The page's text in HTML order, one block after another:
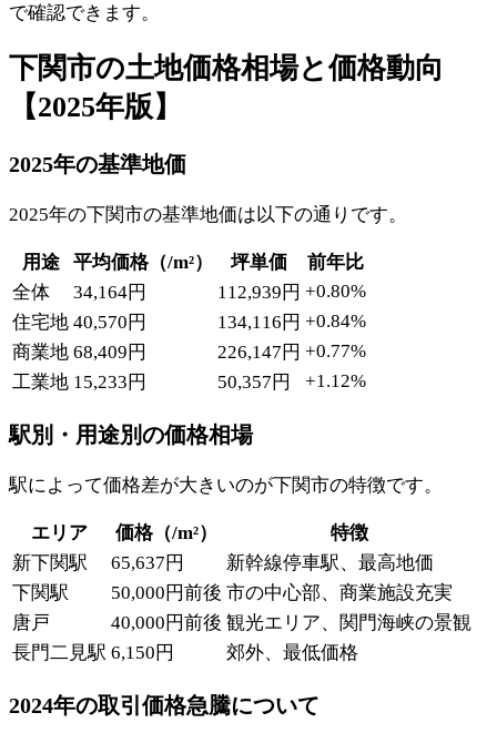
で確認できます。
下関市の土地価格相場と価格動向
【2025年版】
2025年の基準地価
2025年の下関市の基準地価は以下の通りです。
用途 平均価格（/m²） 坪単価
前年比
全体
34,164円 112,939円 +0.80%
住宅地 40,570円 134,116円 +0.84%
商業地 68,409円 226,147円 +0.77%
工業地 15,233円 50,357円 +1.12%
駅別・用途別の価格相場
駅によって価格差が大きいのが下関市の特徴です。
エリア 価格（/m²）
特徴
新下関駅
65,637円
新幹線停車駅、最高地価
下関駅
50,000円前後 市の中心部、商業施設充実
唐戸
40,000円前後 観光エリア、関門海峡の景観
長門二見駅 6,150円 郊外、最低価格
2024年の取引価格急騰について